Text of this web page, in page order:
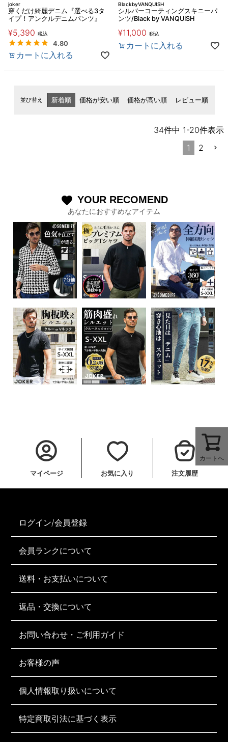
joker
穿くだけ綺麗デニム『選べる3タ
イプ！アンクルデニムパンツ』
¥5,390 税込
4.80
カートに入れる
BlackbyVANQUISH
シルバーコーティングスキニーパ
ンツ/Black by VANQUISH
¥11,000 税込
カートに入れる
並び替え 新着順 価格が安い順 価格が高い順 レビュー順
34件中 1-20件表示
1
2
カートへ
favorite YOUR RECOMEND
あなたにおすすめなアイテム
マイページ お気に入り 注文履歴
ログイン/会員登録
会員ランクについて
送料・お支払いについて
返品・交換について
お問い合わせ・ご利用ガイド
お客様の声
個人情報取り扱いについて
特定商取引法に基づく表示